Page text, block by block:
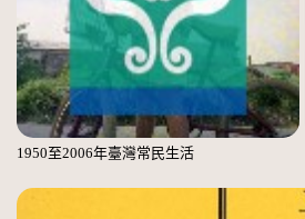
1950至2006年臺灣常民生活